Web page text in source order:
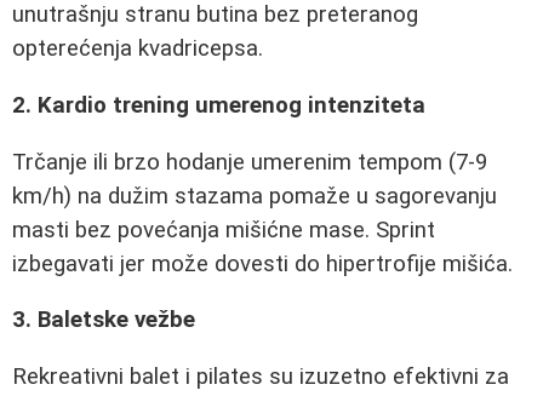
unutrašnju stranu butina bez preteranog
opterećenja kvadricepsa.
2. Kardio trening umerenog intenziteta
Trčanje ili brzo hodanje umerenim tempom (7-9
km/h) na dužim stazama pomaže u sagorevanju
masti bez povećanja mišićne mase. Sprint
izbegavati jer može dovesti do hipertrofije mišića.
3. Baletske vežbe
Rekreativni balet i pilates su izuzetno efektivni za